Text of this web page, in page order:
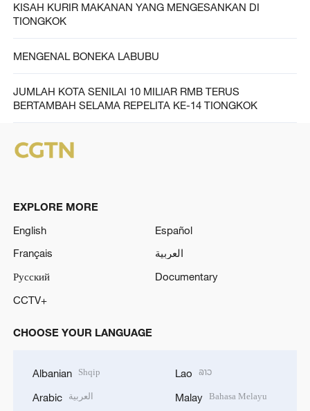
KISAH KURIR MAKANAN YANG MENGESANKAN DI
TIONGKOK
MENGENAL BONEKA LABUBU
JUMLAH KOTA SENILAI 10 MILIAR RMB TERUS
BERTAMBAH SELAMA REPELITA KE-14 TIONGKOK
EXPLORE MORE
English
Español
Français
العربية
Русский
Documentary
CCTV+
CHOOSE YOUR LANGUAGE
Albanian Shqip
Arabic العربية
Lao ລາວ
Malay Bahasa Melayu